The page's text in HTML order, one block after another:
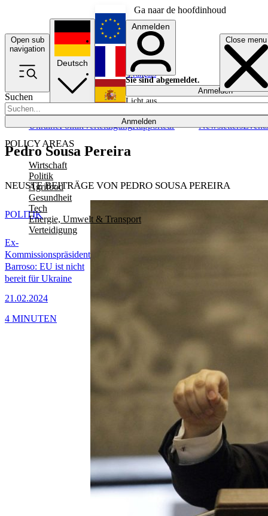
Ga naar de hoofdinhoud
Open sub
navigation
Close menu
Suchen
Anmelden
POLICY AREAS
Wirtschaft
Politik
Agrifood
Gesundheit
Tech
Energie, Umwelt & Transport
Verteidigung
UkrainePolitikVerteidigungRapporteur NewslettersEvents
Deutsch
English
Français
Anmelden
Sie sind abgemeldet.
Anmelden
Licht aus
Pedro Sousa Pereira
NEUSTE BEITRÄGE VON PEDRO SOUSA PEREIRA
Ex-
Kommissionspräsident
Barroso: EU ist nicht
bereit für Ukraine
21.02.2024
POLITIK
4 MINUTEN